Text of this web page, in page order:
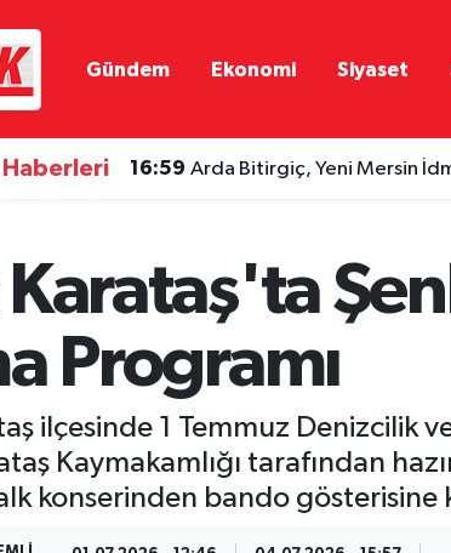
Gündem Ekonomi Siyaset
Haberleri 16:59 Arda Bitirgiç, Yeni Mersin
Programı
ilçesinde 1 Temmuz Denizcilik
Kaymakamlığı tarafından
konserinden bando